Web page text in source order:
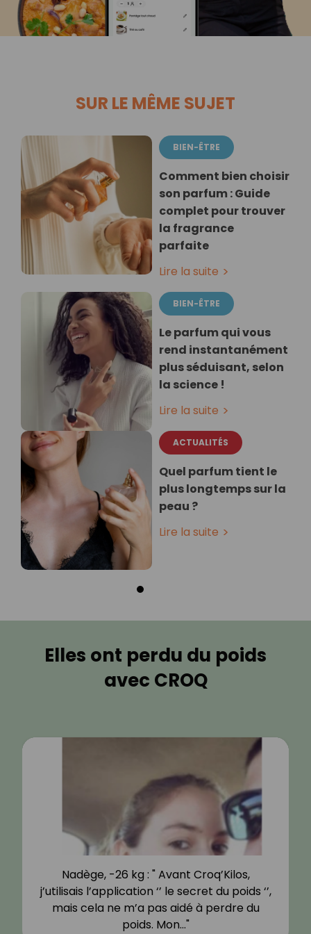
SUR LE MÊME SUJET
BIEN-ÊTRE
Comment bien choisir
son parfum : Guide
complet pour trouver
la fragrance
parfaite
Lire la suite
BIEN-ÊTRE
Le parfum qui vous
rend instantanément
plus séduisant, selon
la science !
Lire la suite
ACTUALITÉS
Quel parfum tient le
plus longtemps sur la
peau ?
Lire la suite
Elles ont perdu du poids
avec CROQ
Nadège, -26 kg : " Avant Croq’Kilos,
j’utilisais l’application ‘’ le secret du poids ‘’,
mais cela ne m’a pas aidé à perdre du
poids. Mon…"